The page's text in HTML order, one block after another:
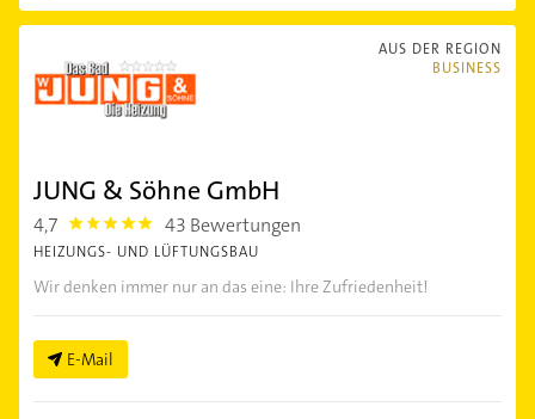
AUS DER REGION
BUSINESS
JUNG & Söhne GmbH
4,7 4.7000003 43 Bewertungen
HEIZUNGS- UND LÜFTUNGSBAU
Wir denken immer nur an das eine: Ihre Zufriedenheit!
E-Mail